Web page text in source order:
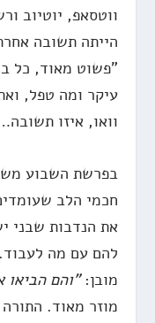
ווטסאפ, יוטיוב
הייתה תשובה
"פשוט מאוד, כל
עיקר ומה טפל,
וואו, איזו
בפרשת השבוע
חכמי הלב
את הנדבות שבני
להם עם מה
מובן:"והם הביאו
מוזר מאוד.